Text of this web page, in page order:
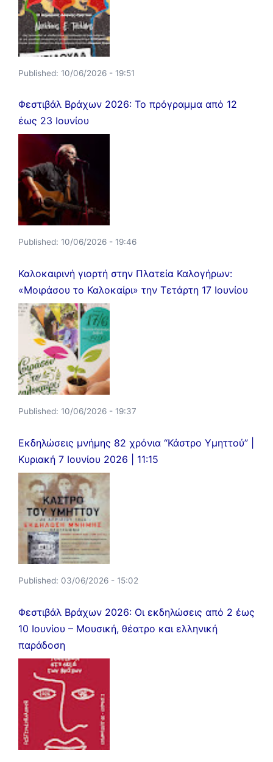
Published: 10/06/2026 - 19:51
Φεστιβάλ Βράχων 2026: Το πρόγραμμα από 12
έως 23 Ιουνίου
Published: 10/06/2026 - 19:46
Καλοκαιρινή γιορτή στην Πλατεία Καλογήρων:
«Μοιράσου το Καλοκαίρι» την Τετάρτη 17 Ιουνίου
Published: 10/06/2026 - 19:37
Εκδηλώσεις μνήμης 82 χρόνια “Κάστρο Υμηττού” |
Κυριακή 7 Ιουνίου 2026 | 11:15
Published: 03/06/2026 - 15:02
Φεστιβάλ Βράχων 2026: Οι εκδηλώσεις από 2 έως
10 Ιουνίου – Μουσική, θέατρο και ελληνική
παράδοση